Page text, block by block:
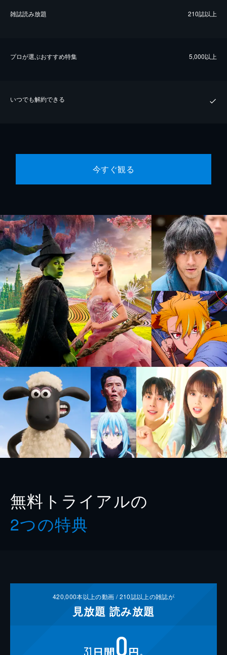
雑誌読み放題 210誌以上
プロが選ぶおすすめ特集 5,000以上
いつでも解約できる
今すぐ観る
無料トライアルの
2つの特典
420,000本以上の動画 /210誌以上の雑誌が
見放題 読み放題
31 日間0円